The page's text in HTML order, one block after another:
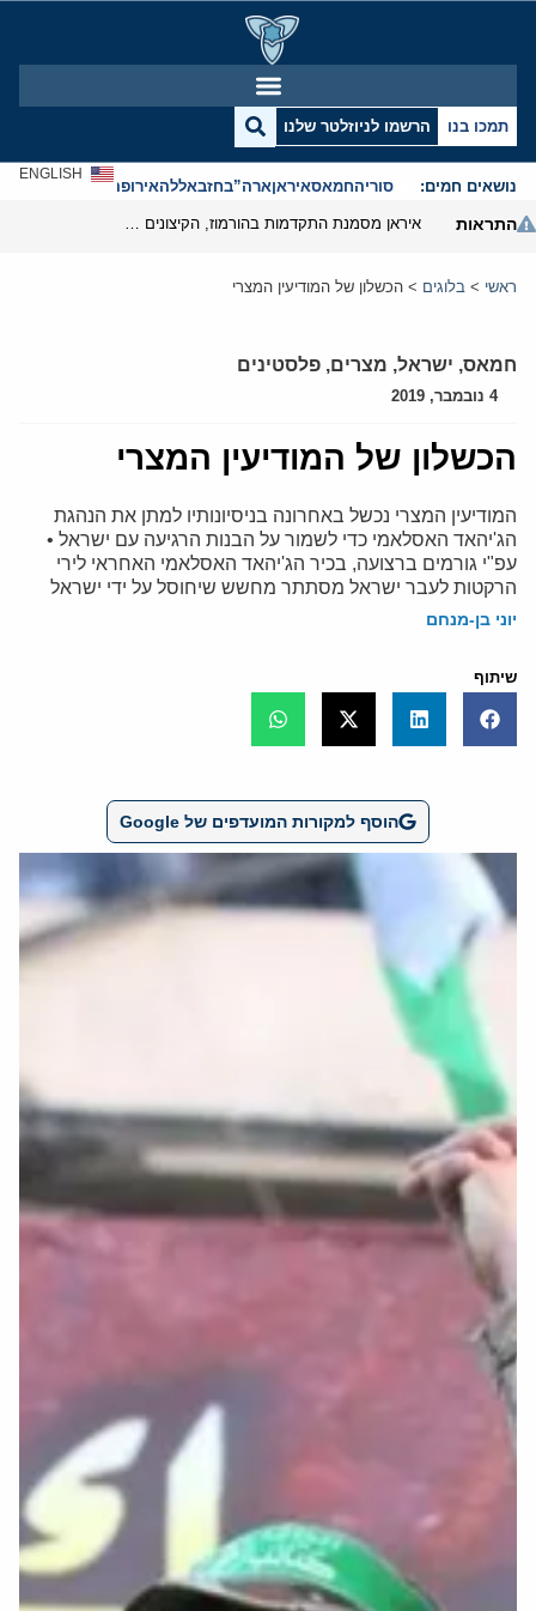
תמכו בנו הרשמו לניוזלטר שלנו
נושאים חמים: סוריהחמאסאיראןארה”בחזבאללהאירופהאנטישמיות
ENGLISH
התראות
ראשי > בלוגים > הכשלון של המודיעין המצרי
חמאס, ישראל, מצרים, פלסטינים
4 נובמבר, 2019
הכשלון של המודיעין המצרי
המודיעין המצרי נכשל באחרונה בניסיונותיו למתן את הנהגת
הג'יהאד האסלאמי כדי לשמור על הבנות הרגיעה עם ישראל •
עפ"י גורמים ברצועה, בכיר הג'יהאד האסלאמי האחראי לירי
הרקטות לעבר ישראל מסתתר מחשש שיחוסל על ידי ישראל
יוני בן-מנחם
שיתוף
הוסף למקורות המועדפים של Google